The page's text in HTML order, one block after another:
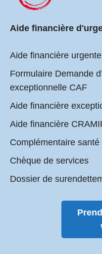
Aide financière
Aide financière
Formulaire Demande
exceptionnelle CAF
Aide financière
Aide financière
Complémentaire
Chèque de services
Dossier de